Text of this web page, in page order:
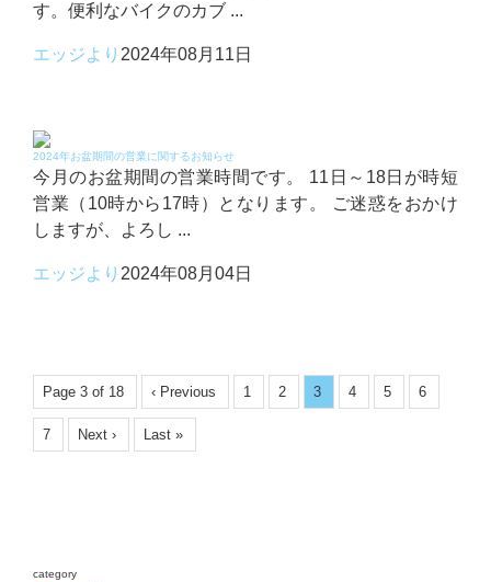
す。便利なバイクのカブ ...
エッジより2024年08月11日
2024年お盆期間の営業に関するお知らせ
今月のお盆期間の営業時間です。 11日～18日が時短
営業（10時から17時）となります。 ご迷惑をおかけ
しますが、よろし ...
エッジより 2024年08月04日
Page 3 of 18 ‹ Previous 1 2 3 4 5 6
7 Next › Last »
category